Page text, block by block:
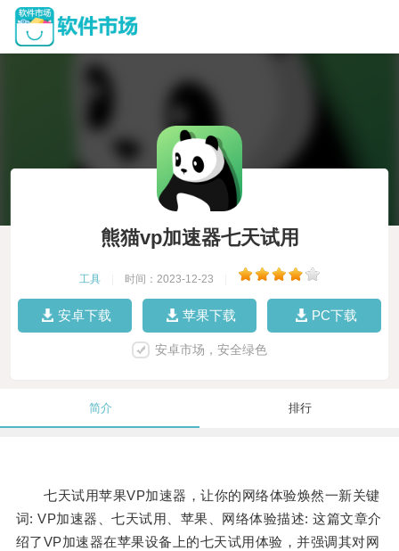
熊猫vp加速器七天试用
工具 时间：2023-12-23
安卓下载 苹果下载 PC下载
安卓市场，安全绿色
简介 排行
七天试用苹果VP加速器，让你的网络体验焕然一新关键
词: VP加速器、七天试用、苹果、网络体验描述: 这篇文章介
绍了VP加速器在苹果设备上的七天试用体验，并强调其对网